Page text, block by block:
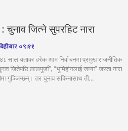
चुनाव जित्ने सुपरहिट नारा
०९:११
साल यताका हरेक आम निर्वाचनमा प्रमुख राजनीतिक
जितेपछि लालपुर्जा”, “भूमिहीनलाई जग्गा” जस्ता नारा
गुञ्जिन्छन्। तर चुनाव सकिनासाथ ती…